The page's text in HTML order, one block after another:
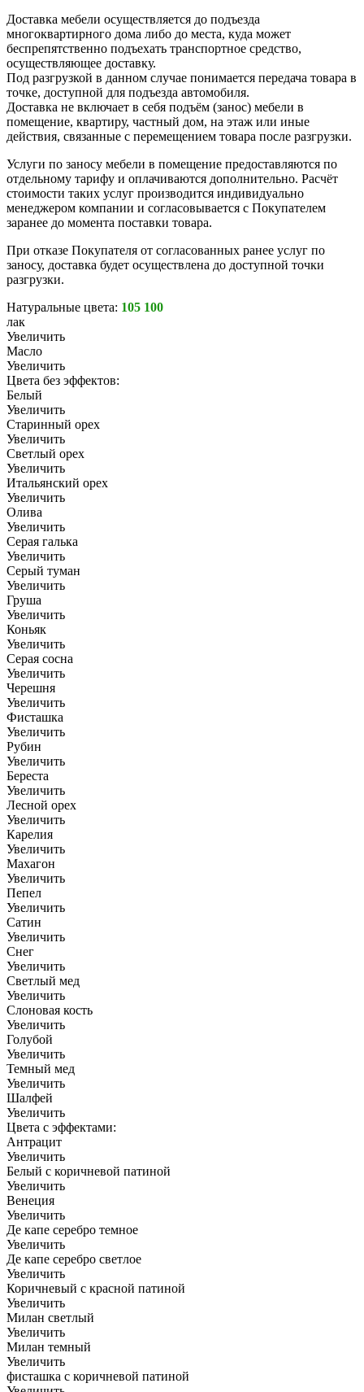
Доставка мебели осуществляется до подъезда
многоквартирного дома либо до места, куда может
беспрепятственно подъехать транспортное средство,
осуществляющее доставку.
Под разгрузкой в данном случае понимается передача товара в
точке, доступной для подъезда автомобиля.
Доставка не включает в себя подъём (занос) мебели в
помещение, квартиру, частный дом, на этаж или иные
действия, связанные с перемещением товара после разгрузки.
Услуги по заносу мебели в помещение предоставляются по
отдельному тарифу и оплачиваются дополнительно. Расчёт
стоимости таких услуг производится индивидуально
менеджером компании и согласовывается с Покупателем
заранее до момента поставки товара.
При отказе Покупателя от согласованных ранее услуг по
заносу, доставка будет осуществлена до доступной точки
разгрузки.
Натуральные цвета: 105 100
лак
Увеличить
Масло
Увеличить
Цвета без эффектов:
Белый
Увеличить
Старинный орех
Увеличить
Светлый орех
Увеличить
Итальянский орех
Увеличить
Олива
Увеличить
Серая галька
Увеличить
Серый туман
Увеличить
Груша
Увеличить
Коньяк
Увеличить
Серая сосна
Увеличить
Черешня
Увеличить
Фисташка
Увеличить
Рубин
Увеличить
Береста
Увеличить
Лесной орех
Увеличить
Карелия
Увеличить
Махагон
Увеличить
Пепел
Увеличить
Сатин
Увеличить
Снег
Увеличить
Светлый мед
Увеличить
Слоновая кость
Увеличить
Голубой
Увеличить
Темный мед
Увеличить
Шалфей
Увеличить
Цвета с эффектами:
Антрацит
Увеличить
Белый с коричневой патиной
Увеличить
Венеция
Увеличить
Де капе серебро темное
Увеличить
Де капе серебро светлое
Увеличить
Коричневый с красной патиной
Увеличить
Милан светлый
Увеличить
Милан темный
Увеличить
фисташка с коричневой патиной